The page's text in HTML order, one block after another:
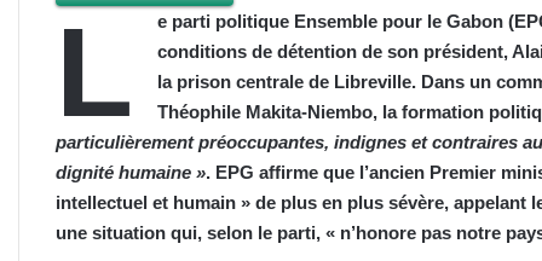
L
e parti politique Ensemble pour le Gabon
conditions de détention de son président,
la prison centrale de Libreville. Dans un
Théophile Makita-Niembo, la formation
particulièrement préoccupantes, indignes et contraires
dignité humaine ». EPG affirme que l’ancien Premier
intellectuel et humain » de plus en plus sévère, appelant
une situation qui, selon le parti, « n’honore pas notre